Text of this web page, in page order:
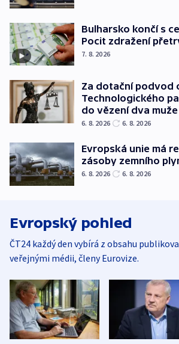
Bulharsko končí s
Pocit zdražení
7. 8. 2026
Za dotační podvod
Technologického
do vězení dva muže
6. 8. 2026 6. 8. 2026
Evropská unie má
zásoby zemního
6. 8. 2026 6. 8. 2026
Evropský pohled
ČT24 každý den vybírá z obsahu
veřejnými médii, členy Eurovize.